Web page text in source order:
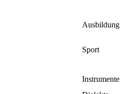
Ausbildung
Sport
Instrumente